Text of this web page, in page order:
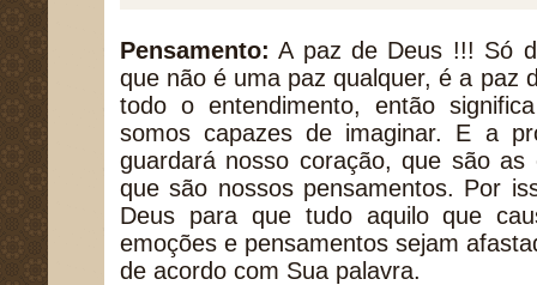
Pensamento: A paz de Deus !!! Só
que não é uma paz qualquer, é a paz
todo o entendimento, então
somos capazes de imaginar. E a
guardará nosso coração, que são
que são nossos pensamentos. Por
Deus para que tudo aquilo que
emoções e pensamentos sejam
de acordo com Sua palavra.